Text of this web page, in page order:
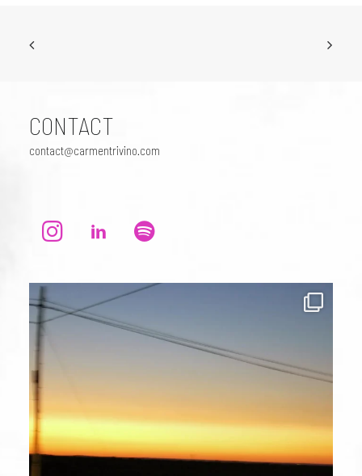
CONTACT
contact@carmentrivino.com